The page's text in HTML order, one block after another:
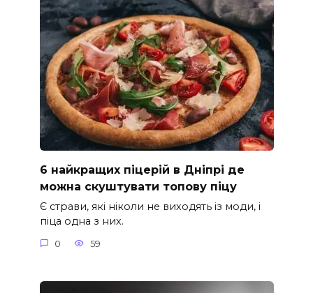
6 найкращих піцерій в Дніпрі де
можна скуштувати топову піцу
Є страви, які ніколи не виходять із моди, і
піца одна з них.
0 59